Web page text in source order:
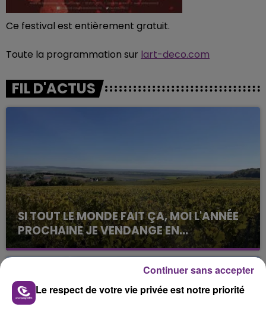
Ce festival est entièrement gratuit.
Toute la programmation sur lart-deco.com
FIL D'ACTUS
SI TOUT LE MONDE FAIT ÇA, MOI L'ANNÉE
PROCHAINE JE VENDANGE EN...
La vendange en Champagne a débuté ce jeudi 6
août dans la commune de Montgueux (Aube). Du
Le respect de votre vie privée est notre priorité
Continuer sans accepter